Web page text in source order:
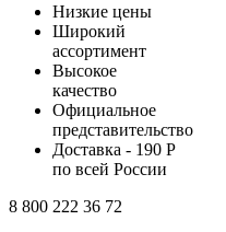
Низкие цены
Широкий
ассортимент
Высокое
качество
Официальное
представительство
Доставка - 190 Р
по всей России
8 800 222 36 72